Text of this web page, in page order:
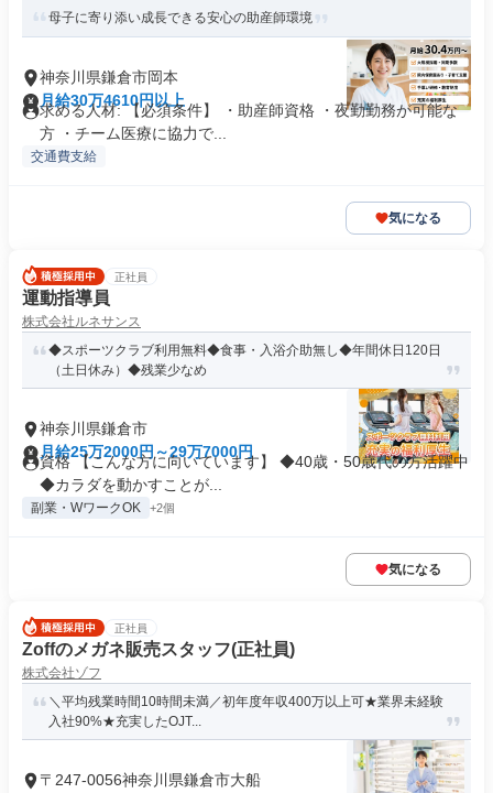
母子に寄り添い成長できる安心の助産師環境
神奈川県鎌倉市岡本
月給30万4610円以上
求める人材: 【必須条件】 ・助産師資格 ・夜勤勤務が可能な
方 ・チーム医療に協力で...
交通費支給
気になる
正社員
運動指導員
株式会社ルネサンス
◆スポーツクラブ利用無料◆食事・入浴介助無し◆年間休日120日
（土日休み）◆残業少なめ
神奈川県鎌倉市
月給25万2000円～29万7000円
資格 【こんな方に向いています】 ◆40歳・50歳代の方活躍中
◆カラダを動かすことが...
副業・WワークOK +2個
気になる
正社員
Zoffのメガネ販売スタッフ(正社員)
株式会社ゾフ
＼平均残業時間10時間未満／初年度年収400万以上可★業界未経験
入社90%★充実したOJT...
〒247-0056神奈川県鎌倉市大船